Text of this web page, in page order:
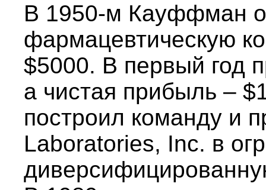
В 1950-м Кауффман
фармацевтическую
$5000. В первый год
а чистая прибыль –
построил команду и
Laboratories, Inc. в